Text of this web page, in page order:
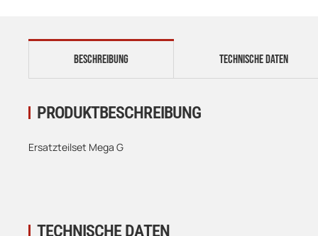
TECHNISCHE DATEN
BESCHREIBUNG
TECHNISCHE DATEN
PRODUKTBESCHREIBUNG
Ersatzteilset Mega G